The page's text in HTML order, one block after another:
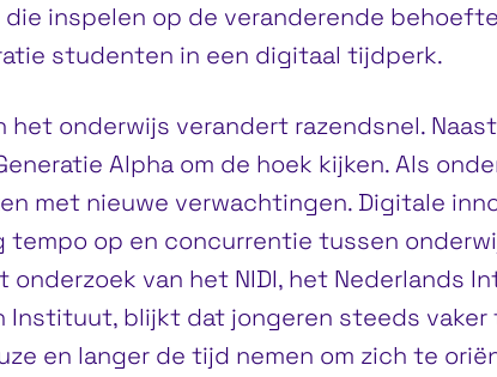
inspelen op de veranderende
studenten in een digitaal tijdperk.
het onderwijs verandert razendsnel.
Alpha om de hoek kijken. Als
met nieuwe verwachtingen. Digitale
tempo op en concurrentie tussen
onderzoek van het NIDI, het Nederlands
Instituut, blijkt dat jongeren steeds
en langer de tijd nemen om zich te